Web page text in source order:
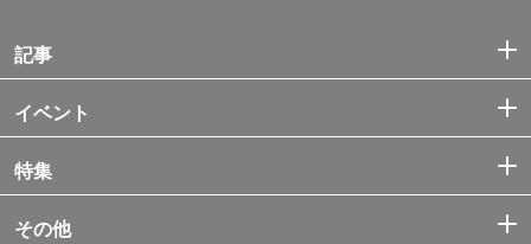
記事
イベント
特集
その他